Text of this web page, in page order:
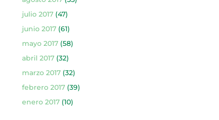
julio 2017(47)
junio 2017(61)
mayo 2017(58)
abril 2017(32)
marzo 2017(32)
febrero 2017(39)
enero 2017(10)